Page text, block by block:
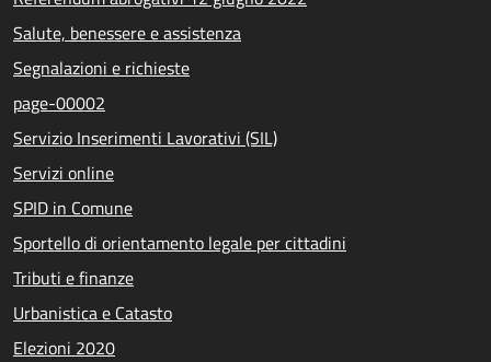
Salute, benessere e assistenza
Segnalazioni e richieste
page-00002
Servizio Inserimenti Lavorativi (SIL)
Servizi online
SPID in Comune
Sportello di orientamento legale per cittadini
Tributi e finanze
Urbanistica e Catasto
Elezioni 2020